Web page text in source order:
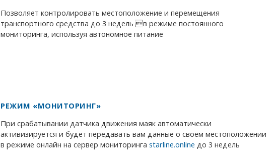
Позволяет контролировать местоположение и перемещения
транспортного средства до 3 недель в режиме постоянного
мониторинга, используя автономное питание
РЕЖИМ «МОНИТОРИНГ»
При срабатывании датчика движения маяк автоматически
активизируется и будет передавать вам данные о своем местоположении
в режиме онлайн на сервер мониторинга starline.online до 3 недель